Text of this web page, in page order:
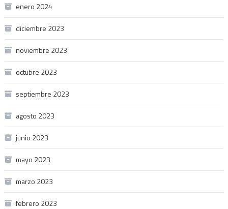
enero 2024
diciembre 2023
noviembre 2023
octubre 2023
septiembre 2023
agosto 2023
junio 2023
mayo 2023
marzo 2023
febrero 2023